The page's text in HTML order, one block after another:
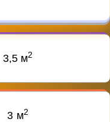
3,5 м2
3 м2